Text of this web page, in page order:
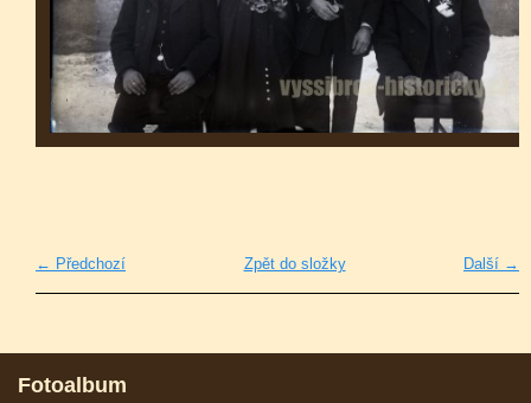
← Předchozí Další →
Zpět do složky
Fotoalbum